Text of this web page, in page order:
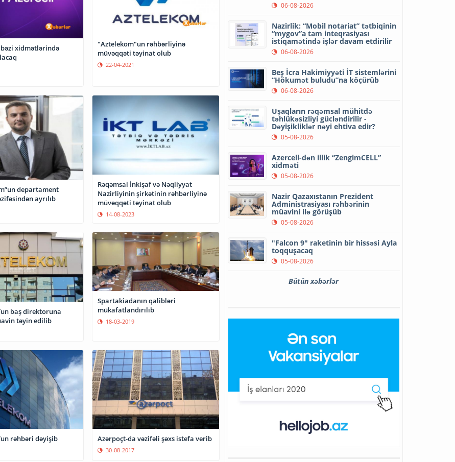
xidmətlərində
"Aztelekom"un rəhbərliyinə
müvəqqəti təyinat olub
22-04-2021
departament
ayrılıb
Rəqəmsal İnkişaf və Nəqliyyat
Nazirliyinin şirkətinin rəhbərliyinə
müvəqqəti təyinat olub
14-08-2023
baş direktoruna
təyin edilib
Spartakiadanın qalibləri
mükafatlandırılıb
18-03-2019
rəhbəri dəyişib Azərpoçt-da vəzifəli şəxs istefa verib
30-08-2017
06-08-2026
Nazirlik: “Mobil notariat” tətbiqinin
“mygov”a tam inteqrasiyası
istiqamətində işlər davam etdirilir
06-08-2026
Beş İcra Hakimiyyəti İT sistemlərini
“Hökumət buludu”na köçürüb
06-08-2026
Uşaqların rəqəmsal mühitdə
təhlükəsizliyi gücləndirilir -
Dəyişikliklər nəyi ehtiva edir?
05-08-2026
Azercell-dən illik “ZengimCELL”
xidməti
05-08-2026
Nazir Qazaxıstanın Prezident
Administrasiyası rəhbərinin
müavini ilə görüşüb
05-08-2026
"Falcon 9" raketinin bir hissəsi Ayla
toqquşacaq
05-08-2026
Bütün xəbərlər